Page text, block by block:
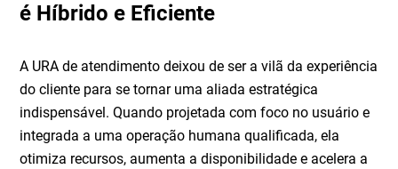
é Híbrido e Eficiente
A URA de atendimento deixou de ser a vilã da experiência
do cliente para se tornar uma aliada estratégica
indispensável. Quando projetada com foco no usuário e
integrada a uma operação humana qualificada, ela
otimiza recursos, aumenta a disponibilidade e acelera a